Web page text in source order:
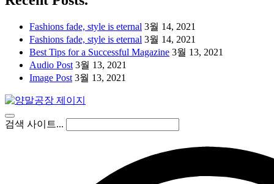
Fashions fade, style is eternal 3월 14, 2021
Fashions fade, style is eternal 3월 14, 2021
Best Tips for a Successful Magazine 3월 13, 2021
Audio Post 3월 13, 2021
Image Post 3월 13, 2021
검색 사이트...